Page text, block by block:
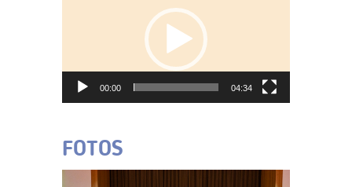
00:00 04:34
FOTOS